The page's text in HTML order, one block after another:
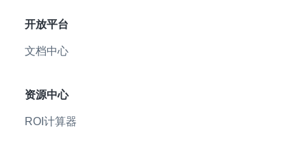
开放平台
文档中心
资源中心
ROI计算器